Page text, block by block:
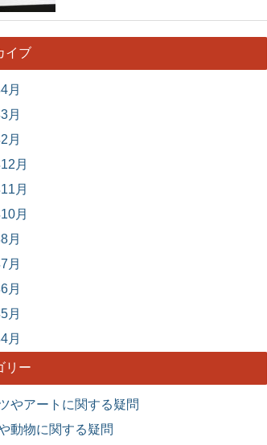
イブ
月
月
月
月
月
月
月
月
月
月
月
リー
やアートに関する疑問
動物に関する疑問